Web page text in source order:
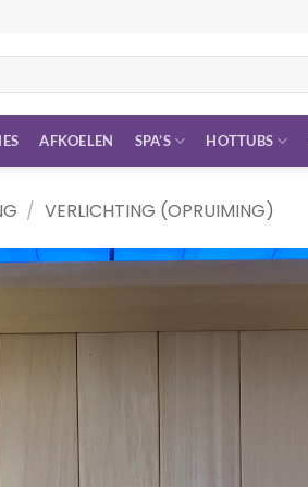
AFKOELEN SPA’S HOTTUBS
/ VERLICHTING (OPRUIMING)